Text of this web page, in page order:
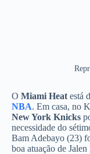
O Miami Heat está
NBA. Em casa, no
New York Knicks
necessidade do
Bam Adebayo (23)
boa atuação de